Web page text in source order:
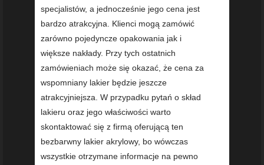
specjalistów, a jednocześnie jego cena jest
bardzo atrakcyjna. Klienci mogą zamówić
zarówno pojedyncze opakowania jak i
większe nakłady. Przy tych ostatnich
zamówieniach może się okazać, że cena za
wspomniany lakier będzie jeszcze
atrakcyjniejsza. W przypadku pytań o skład
lakieru oraz jego właściwości warto
skontaktować się z firmą oferującą ten
bezbarwny lakier akrylowy, bo wówczas
wszystkie otrzymane informacje na pewno